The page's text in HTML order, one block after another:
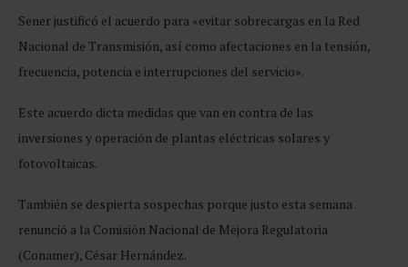
Sener justificó el acuerdo para «evitar sobrecargas en la Red
Nacional de Transmisión, así como afectaciones en la tensión,
frecuencia, potencia e interrupciones del servicio».
Este acuerdo dicta medidas que van en contra de las
inversiones y operación de plantas eléctricas solares y
fotovoltaicas.
También se despierta sospechas porque justo esta semana
renunció a la Comisión Nacional de Mejora Regulatoria
(Conamer), César Hernández.